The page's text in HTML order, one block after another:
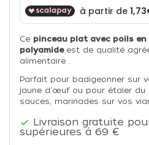
Ce pinceau plat avec poils
polyamide est de qualité
alimentaire .
Parfait pour badigeonner sur
jaune d'œuf ou pour étaler du
sauces, marinades sur vos
 Livraison gratuite
supérieures à 69 €